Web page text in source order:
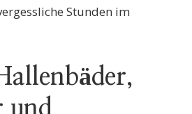
Stunden im
und